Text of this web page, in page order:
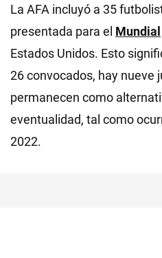
La AFA incluyó a 35
presentada para el Mundial
Estados Unidos. Esto
26 convocados, hay nueve
permanecen como
eventualidad, tal como
2022.